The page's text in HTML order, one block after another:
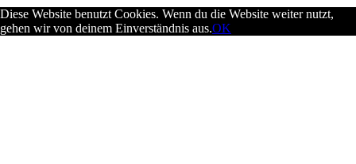
Diese Website benutzt Cookies. Wenn du die Website weiter nutzt,
gehen wir von deinem Einverständnis aus.OK